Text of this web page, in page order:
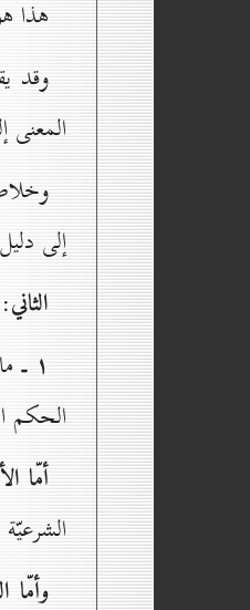
هذا
وقد
إلى
الثاني
۱ ـ
الحكم
أمّا
وأمّا